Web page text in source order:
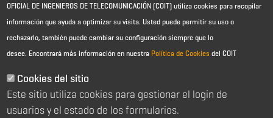
Aviso Legal - Información general
Política de cookies
Política de reembolso
Sitemap
OFICIAL DE INGENIEROS DE TELECOMUNICACIÓN (COIT) utiliza cookies para recopilar
información que ayuda a optimizar su visita. Usted puede permitir su uso o
rechazarlo, también puede cambiar su configuración siempre que lo
desee. Encontrará más información en nuestra Política de Cookies del COIT
Cookies del sitio
Este sitio utiliza cookies para gestionar el login de
usuarios y el estado de los formularios.